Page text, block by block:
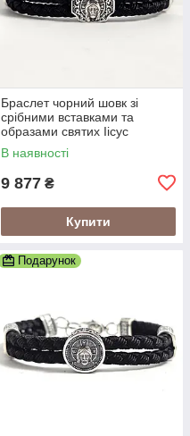
Браслет чорний шовк зі
срібними вставками та
образами святих Іісус
Христос
В наявності
9 877 ₴
Купити
Подарунок